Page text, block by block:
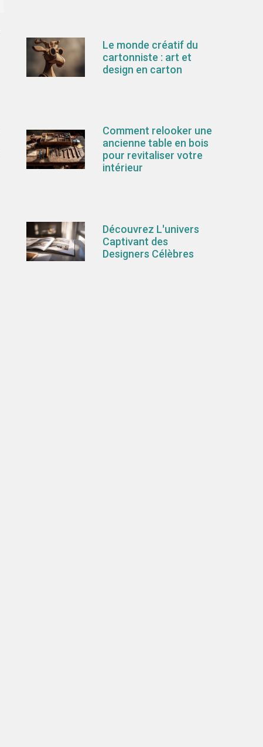
Le monde créatif du
cartonniste : art et
design en carton
Comment relooker une
ancienne table en bois
pour revitaliser votre
intérieur
Découvrez L'univers
Captivant des
Designers Célèbres